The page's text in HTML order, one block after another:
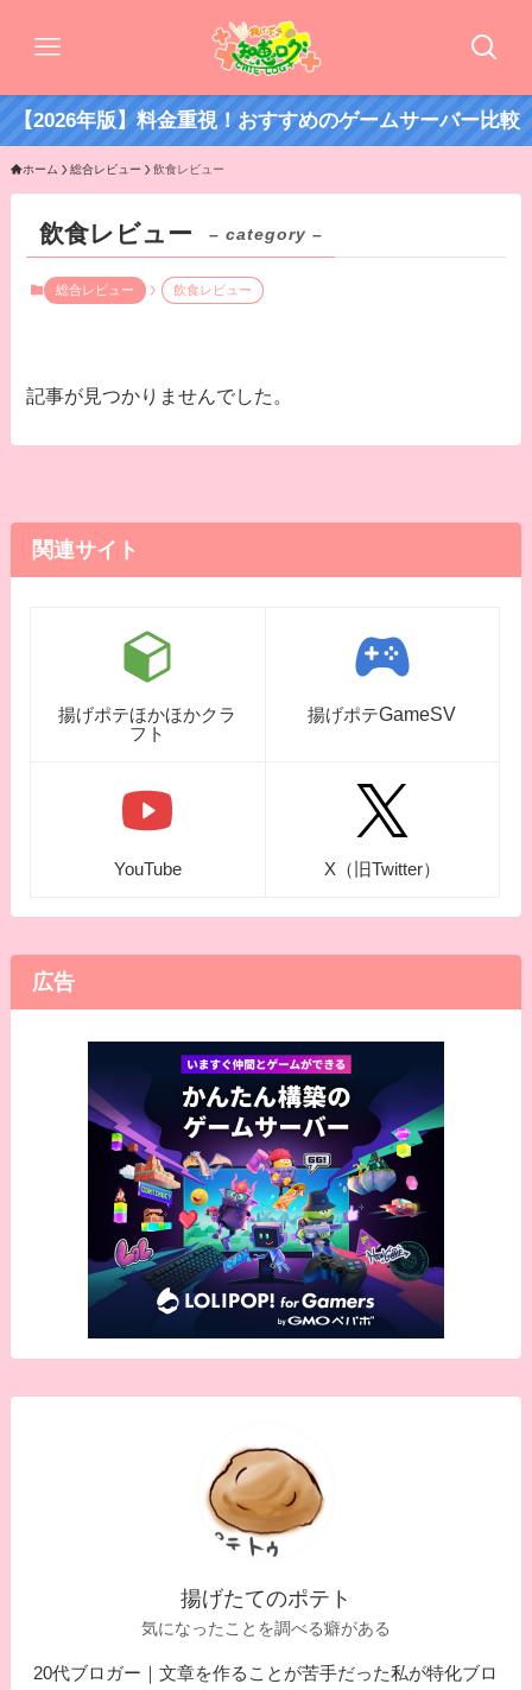
【2026年版】料金重視！おすすめのゲームサーバー比較
ホーム 総合レビュー 飲食レビュー
飲食レビュー – category –
総合レビュー 飲食レビュー
記事が見つかりませんでした。
関連サイト
揚げポテほかほかクラ
フト
揚げポテGameSV
YouTube X（旧Twitter）
広告
揚げたてのポテト
気になったことを調べる癖がある
20代ブロガー｜文章を作ることが苦手だった私が特化ブロ